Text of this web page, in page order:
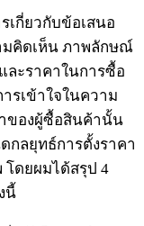
เกี่ยวกับข้อเสนอ
มคิดเห็น ภาพลักษณ์
ะราคาในการซื้อ
รเข้าใจในความ
ของผู้ซื้อสินค้านั้น
กลยุทธ์การตั้งราคา
โดยผมได้สรุป 4
นี้